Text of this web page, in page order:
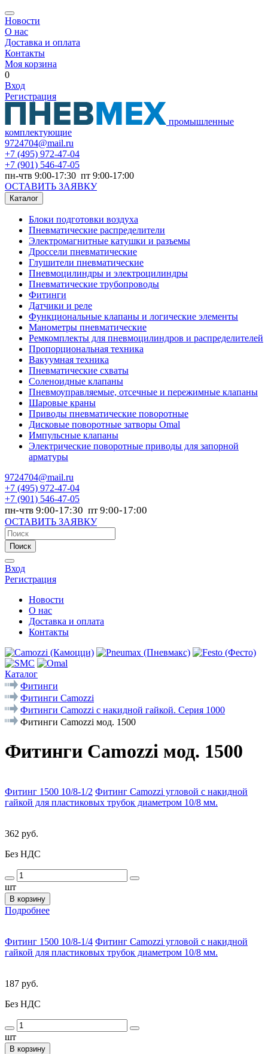
Новости
О нас
Доставка и оплата
Контакты
Моя корзина
0
Вход
Регистрация
промышленные
комплектующие
9724704@mail.ru
+7 (495) 972-47-04
+7 (901) 546-47-05
пн-чтв 9:00-17:30 пт 9:00-17:00
ОСТАВИТЬ ЗАЯВКУ
Каталог
Блоки подготовки воздуха
Пневматические распределители
Электромагнитные катушки и разъемы
Дроссели пневматические
Глушители пневматические
Пневмоцилиндры и электроцилиндры
Пневматические трубопроводы
Фитинги
Датчики и реле
Функциональные клапаны и логические элементы
Манометры пневматические
Ремкомплекты для пневмоцилиндров и распределителей
Пропорциональная техника
Вакуумная техника
Пневматические схваты
Соленоидные клапаны
Пневмоуправляемые, отсечные и пережимные клапаны
Шаровые краны
Приводы пневматические поворотные
Дисковые поворотные затворы Omal
Импульсные клапаны
Электрические поворотные приводы для запорной
арматуры
9724704@mail.ru
+7 (495) 972-47-04
+7 (901) 546-47-05
пн-чтв 9:00-17:30 пт 9:00-17:00
ОСТАВИТЬ ЗАЯВКУ
Поиск
Вход
Регистрация
Новости
О нас
Доставка и оплата
Контакты
Каталог
Фитинги
Фитинги Camozzi
Фитинги Camozzi с накидной гайкой. Серия 1000
Фитинги Camozzi мод. 1500
Фитинги Camozzi мод. 1500
Фитинг 1500 10/8-1/2 Фитинг Camozzi угловой с накидной
гайкой для пластиковых трубок диаметром 10/8 мм.
362 руб.
Без НДС
шт
В корзину
Подробнее
Фитинг 1500 10/8-1/4 Фитинг Camozzi угловой с накидной
гайкой для пластиковых трубок диаметром 10/8 мм.
187 руб.
Без НДС
шт
В корзину